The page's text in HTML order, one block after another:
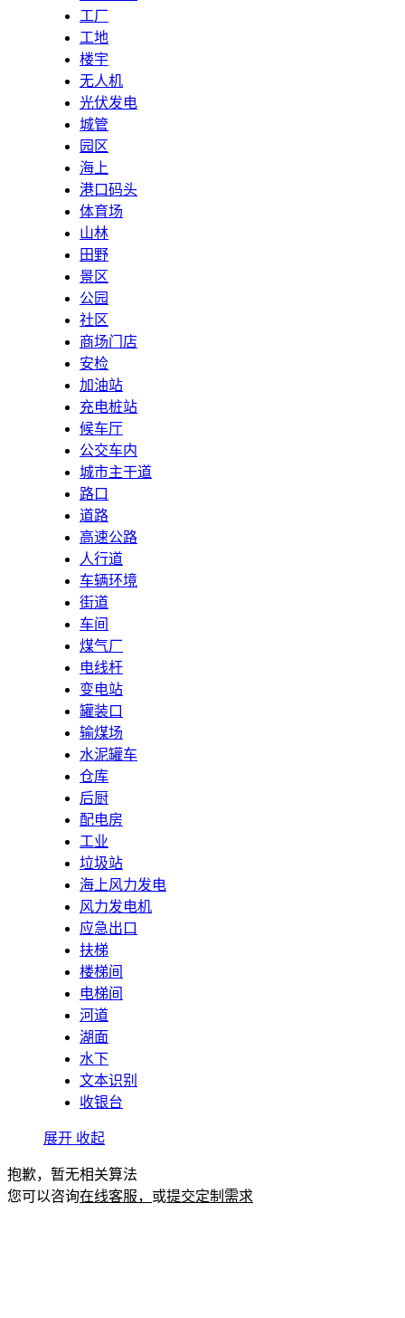
工厂
工地
楼宇
无人机
光伏发电
城管
园区
海上
港口码头
体育场
山林
田野
景区
公园
社区
商场门店
安检
加油站
充电桩站
候车厅
公交车内
城市主干道
路口
道路
高速公路
人行道
车辆环境
街道
车间
煤气厂
电线杆
变电站
罐装口
输煤场
水泥罐车
仓库
后厨
配电房
工业
垃圾站
海上风力发电
风力发电机
应急出口
扶梯
楼梯间
电梯间
河道
湖面
水下
文本识别
收银台
展开 收起
抱歉，暂无相关算法
您可以咨询在线客服， 或提交定制需求